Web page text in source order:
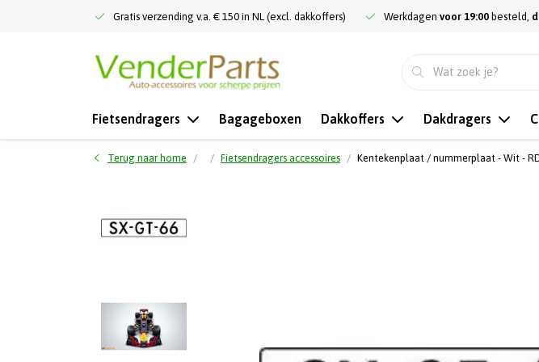
Gratis verzending v.a. € 150 in NL (excl. dakkoffers) Werkdagen voor 19:00 besteld,
Fietsendragers Bagageboxen Dakkoffers Dakdragers
Terug naar home Fietsendragers accessoires Kentekenplaat / nummerplaat - Wit -